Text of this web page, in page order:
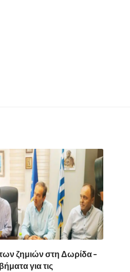
ζημιών στη Δωρίδα –
για τις